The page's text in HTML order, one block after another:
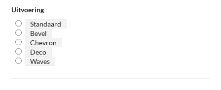
Uitvoering
Standaard
Bevel
Chevron
Deco
Waves